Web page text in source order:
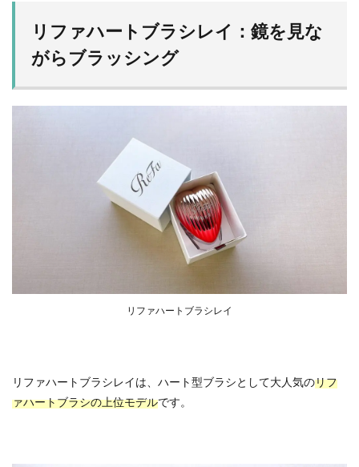
リファハートブラシレイ：鏡を見な
がらブラッシング
リファハートブラシレイ
リファハートブラシレイは、ハート型ブラシとして大人気のリフ
ァハートブラシの上位モデルです。